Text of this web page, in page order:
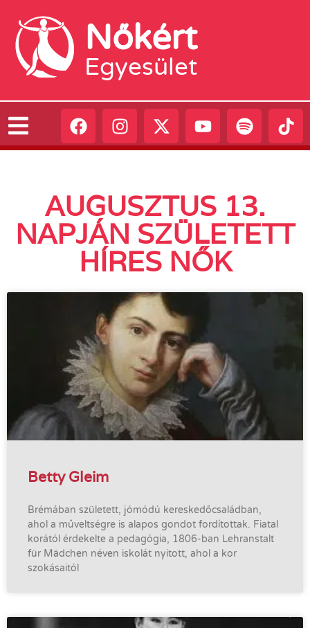
Nőkért
Egyesület
AUGUSZTUS 13.
NAPJÁN SZÜLETETT
HÍRES NŐK
Betty Gleim
Brémában született, jómódú kereskedőcsaládban,
ahol a műveltségre is alapos gondot fordítottak. Fiatal
korától érdekelte a pedagógia, 1806-ban Lehranstalt
für Mädchen néven iskolát nyitott, ahol a kor
szokásaitól